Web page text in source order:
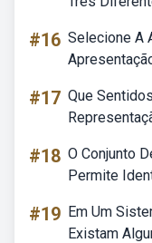
#16 Selecione A
#17 Que
#18 O Conjunto
Permite
#19 Em Um
Existam